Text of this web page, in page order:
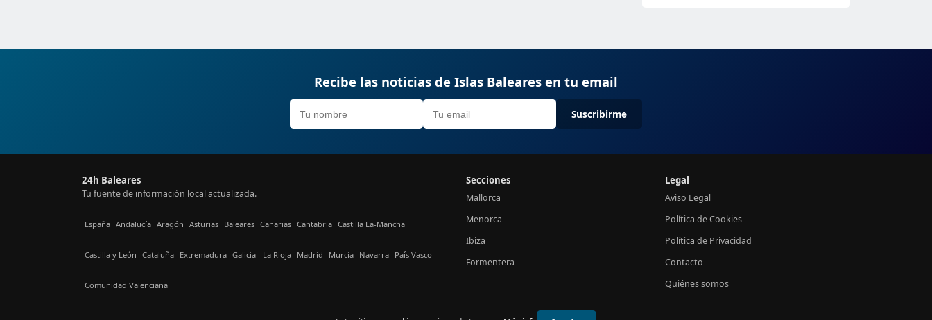
Recibe las noticias de Islas Baleares en tu email
Suscribirme
24h Baleares
Tu fuente de información local actualizada.
España Andalucía Aragón Asturias Baleares Canarias Cantabria Castilla La-Mancha
Castilla y León Cataluña Extremadura Galicia La Rioja Madrid Murcia Navarra País Vasco
Comunidad Valenciana
Secciones
Mallorca
Menorca
Ibiza
Formentera
Legal
Aviso Legal
Política de Cookies
Política de Privacidad
Contacto
Quiénes somos